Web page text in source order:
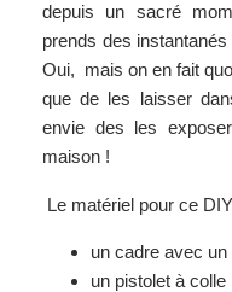
depuis un sacré
prends des
Oui, mais on en fait
que de les laisser
envie des les
maison !
Le matériel pour ce
un cadre avec
un pistolet à colle